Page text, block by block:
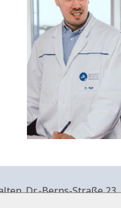
Dr.-Berns-Straße 23,